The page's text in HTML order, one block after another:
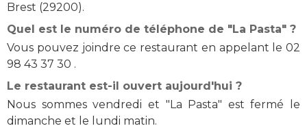
Brest (29200).
Quel est le numéro de téléphone de "La Pasta" ?
Vous pouvez joindre ce restaurant en appelant le 02
98 43 37 30 .
Le restaurant est-il ouvert aujourd'hui ?
Nous sommes vendredi et "La Pasta" est fermé le
dimanche et le lundi matin.